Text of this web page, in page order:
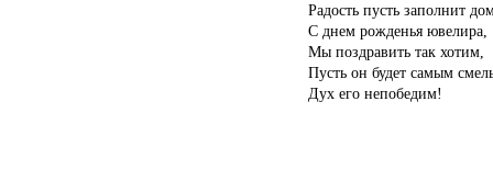
Радость пусть заполнит
С днем рожденья ювелира,
Мы поздравить так хотим,
Пусть он будет самым
Дух его непобедим!